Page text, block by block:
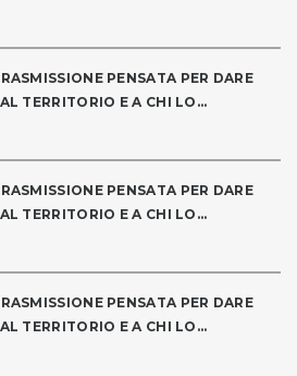
PENSATA PER DARE
TERRITORIO E A CHI LO...
PENSATA PER DARE
TERRITORIO E A CHI LO...
PENSATA PER DARE
TERRITORIO E A CHI LO...